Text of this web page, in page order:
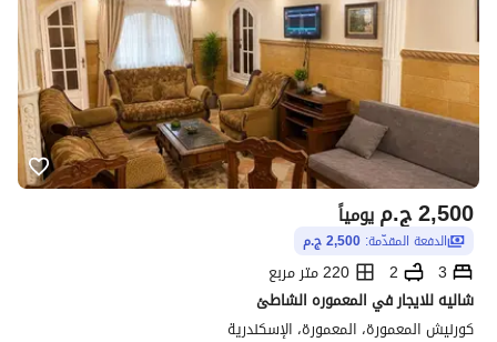
ج.م2,500 يومياً
الدفعة المقدّمة: 2,500 ج.م
3
2
220 متر مربع
شاليه للايجار في المعموره الشاطئ
كورنيش المعمورة، المعمورة، الإسكندرية